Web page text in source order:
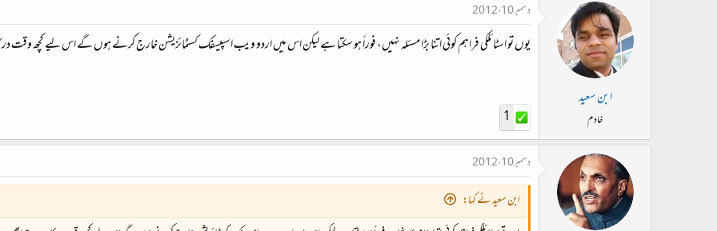
ابن سعید
خادم
دسمبر 10، 2012
یوں تو اسٹائلکی فراہم کوئی اتنا بڑا مسئلہ نہیں، فوراً ہو سکتا ہے لیکن اس میں اردو ویب اسپیسفک کسٹمائزیشن خارج کرنے ہوں گے اس لیے کچھ وقت
1
دسمبر 10، 2012
ابن سعید نے کہا: